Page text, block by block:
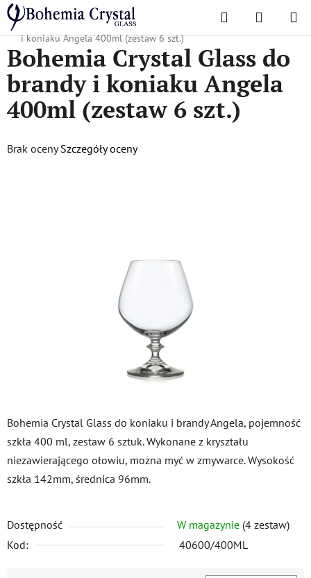
Przejść
do
treści
Szukaj KOSZYK
Home
/ Popularne kolekcje / Angela
Bohemia Crystal Glass do brandy
i koniaku Angela 400ml (zestaw 6 szt.)
Bohemia Crystal Glass do koniaku i brandy Angela, pojemność
szkła 400 ml, zestaw 6 sztuk. Wykonane z kryształu
niezawierającego ołowiu, można myć w zmywarce. Wysokość
szkła 142mm, średnica 96mm.
Dostępność W magazynie (4 zestaw)
Kod:
40600/400ML
Bohemia Crystal Glass do
brandy i koniaku Angela
400ml (zestaw 6 szt.)
Średnia
Brak oceny Szczegóły oceny